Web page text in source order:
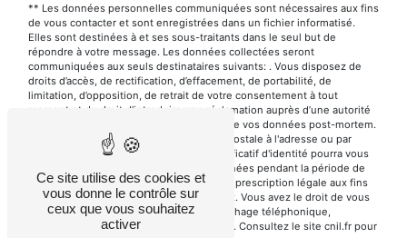
** Les données personnelles communiquées sont nécessaires aux fins
de vous contacter et sont enregistrées dans un fichier informatisé.
Elles sont destinées à et ses sous-traitants dans le seul but de
répondre à votre message. Les données collectées seront
communiquées aux seuls destinataires suivants: . Vous disposez de
droits d’accès, de rectification, d’effacement, de portabilité, de
limitation, d’opposition, de retrait de votre consentement à tout
moment et du droit d’introduire une réclamation auprès d’une autorité
de contrôle, ainsi que d’organiser le sort de vos données post-mortem.
Vous pouvez exercer ces droits par voie postale à l'adresse ou par
courrier électronique à l'adresse . Un justificatif d'identité pourra vous
être demandé. Nous conservons vos données pendant la période de
prise de contact puis pendant la durée de prescription légale aux fins
probatoires et de gestion des contentieux. Vous avez le droit de vous
inscrire sur la liste d'opposition au démarchage téléphonique,
disponible à cette adresse:
. Consultez le site cnil.fr pour
Ce site utilise des cookies et
vous donne le contrôle sur
ceux que vous souhaitez
activer